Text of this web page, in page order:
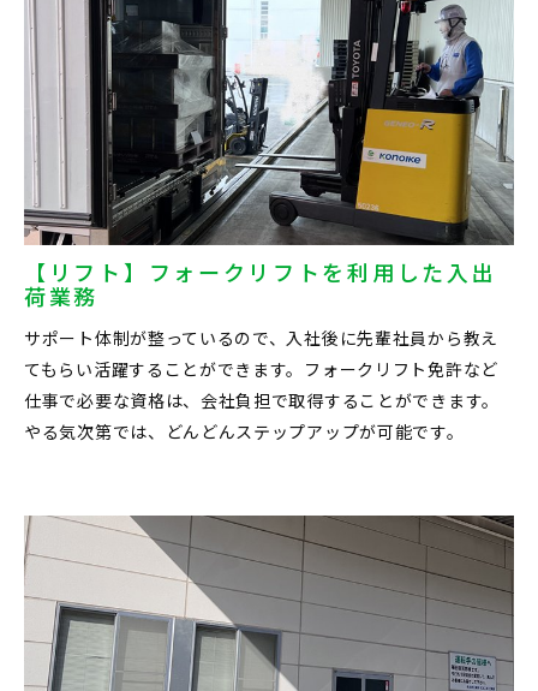
【リフト】フォークリフトを利用した入出
荷業務
サポート体制が整っているので、入社後に先輩社員から教え
てもらい活躍することができます。フォークリフト免許など
仕事で必要な資格は、会社負担で取得することができます。
やる気次第では、どんどんステップアップが可能です。